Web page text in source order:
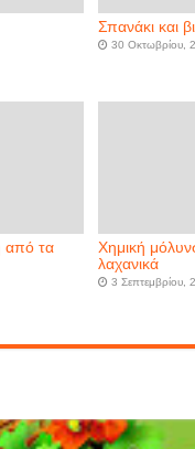
Σπανάκι και
30 Οκτωβρίου,
από τα
Χημική
λαχανικά
3 Σεπτεμβρίου,